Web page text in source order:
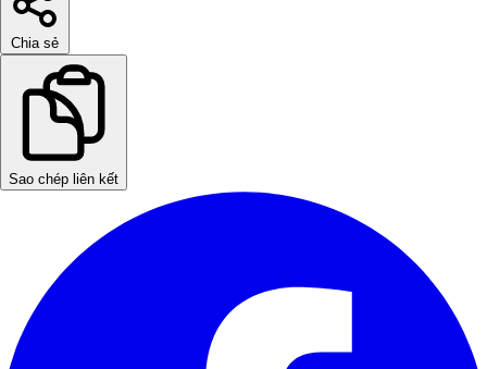
Chia sẻ
Sao chép liên kết